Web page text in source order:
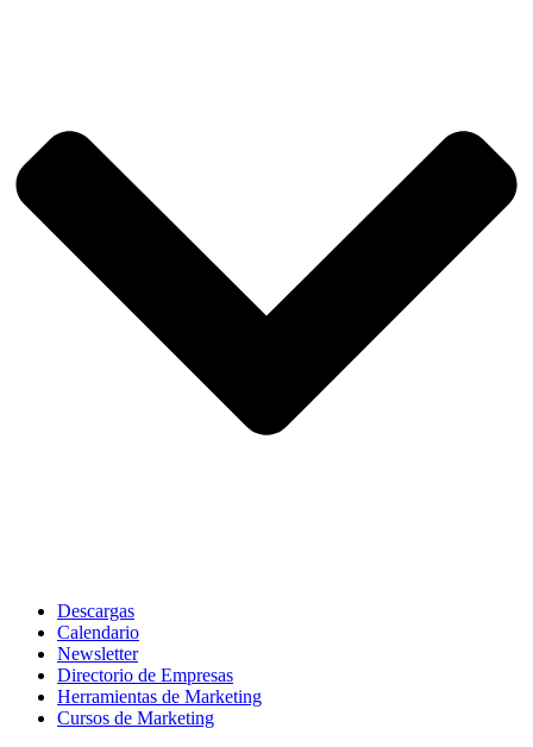
Descargas
Calendario
Newsletter
Directorio de Empresas
Herramientas de Marketing
Cursos de Marketing